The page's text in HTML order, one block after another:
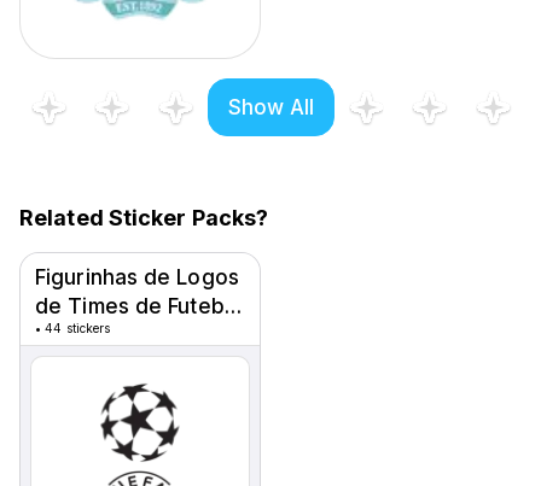
Show All
Related Sticker Packs?
Figurinhas de Logos
de Times de Futebol
⚽
•44 stickers